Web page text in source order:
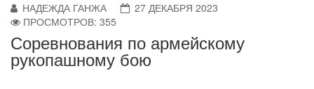
НАДЕЖДА ГАНЖА
27 ДЕКАБРЯ 2023
ПРОСМОТРОВ: 355
Соревнования по армейскому
рукопашному бою